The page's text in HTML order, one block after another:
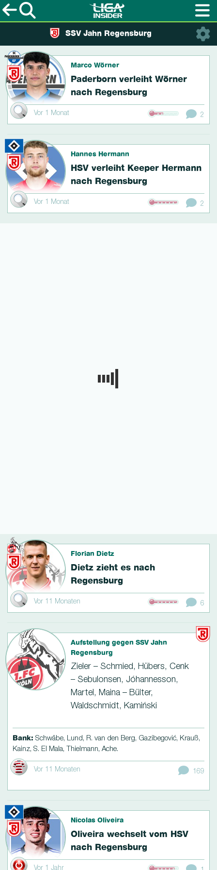
SSV Jahn Regensburg
Marco Wörner
Paderborn verleiht Wörner
nach Regensburg
Vor 1 Monat 2
Hannes Hermann
HSV verleiht Keeper Hermann
nach Regensburg
Vor 1 Monat 2
Florian Dietz
Dietz zieht es nach
Regensburg
Vor 11 Monaten 6
Aufstellung gegen SSV Jahn
Regensburg
Zieler – Schmied, Hübers, Cenk
– Sebulonsen, Jóhannesson,
Martel, Maina – Bülter,
Waldschmidt, Kamiński
Bank: Schwäbe, Lund, R. van den Berg, Gazibegović, Krauß,
Kainz, S. El Mala, Thielmann, Ache.
Vor 11 Monaten 169
Nicolas Oliveira
Oliveira wechselt vom HSV
nach Regensburg
Vor 1 Jahr